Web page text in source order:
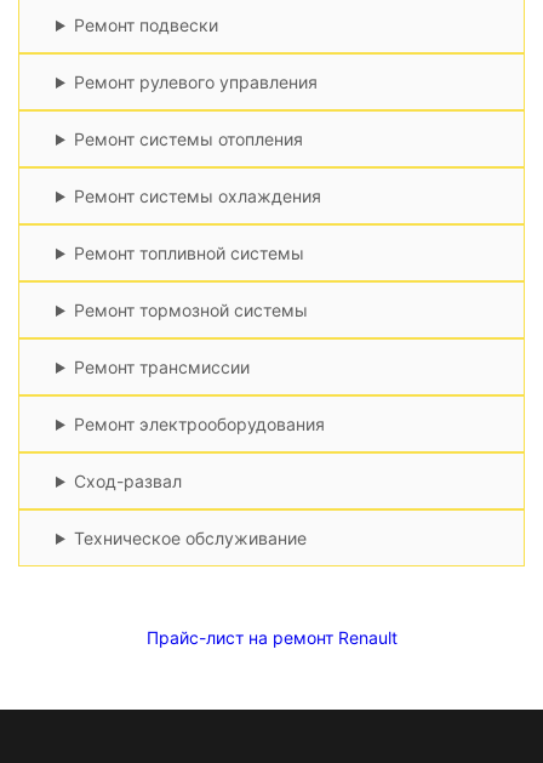
Ремонт подвески
Ремонт рулевого управления
Ремонт системы отопления
Ремонт системы охлаждения
Ремонт топливной системы
Ремонт тормозной системы
Ремонт трансмиссии
Ремонт электрооборудования
Сход-развал
Техническое обслуживание
Прайс-лист на ремонт Renault